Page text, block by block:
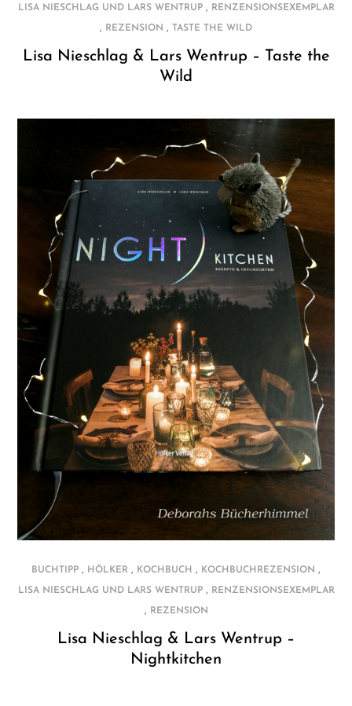
LISA NIESCHLAG UND LARS WENTRUP, RENZENSIONSEXEMPLAR
, REZENSION , TASTE THE WILD
Lisa Nieschlag & Lars Wentrup – Taste the
Wild
BUCHTIPP , HÖLKER , KOCHBUCH , KOCHBUCHREZENSION ,
LISA NIESCHLAG UND LARS WENTRUP, RENZENSIONSEXEMPLAR
, REZENSION
Lisa Nieschlag & Lars Wentrup –
Nightkitchen